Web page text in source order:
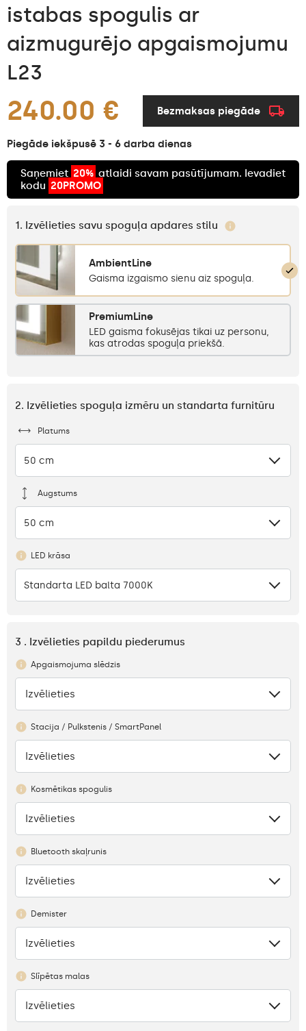
istabas spogulis ar
aizmugurējo apgaismojumu
L23
240.00 € Bezmaksas piegāde
Piegāde iekšpusē 3 - 6 darba dienas
Saņemiet 20% atlaidi savam pasūtījumam. Ievadiet
kodu 20PROMO
1. Izvēlieties savu spoguļa apdares stilu
AmbientLine
Gaisma izgaismo sienu aiz spoguļa.
PremiumLine
LED gaisma fokusējas tikai uz personu,
kas atrodas spoguļa priekšā.
2. Izvēlieties spoguļa izmēru un standarta furnitūru
Platums
50 cm
Augstums
50 cm
LED krāsa
Standarta LED balta 7000K
3 . Izvēlieties papildu piederumus
Apgaismojuma slēdzis
Nav
Izvēlieties
Stacija / Pulkstenis / SmartPanel
Nav
Izvēlieties
Kosmētikas spogulis
Nav
Izvēlieties
Bluetooth skaļrunis
Nav
Izvēlieties
Demister
Nav
Izvēlieties
Slīpētas malas
Nav
Izvēlieties